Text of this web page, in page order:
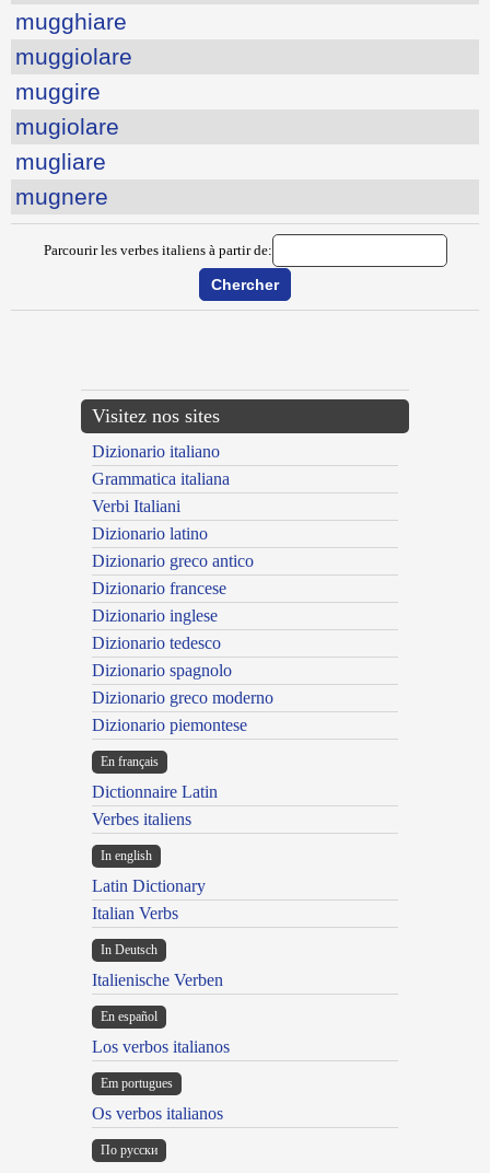
mugghiare
muggiolare
muggire
mugiolare
mugliare
mugnere
Parcourir les verbes italiens à partir de:
Visitez nos sites
Dizionario italiano
Grammatica italiana
Verbi Italiani
Dizionario latino
Dizionario greco antico
Dizionario francese
Dizionario inglese
Dizionario tedesco
Dizionario spagnolo
Dizionario greco moderno
Dizionario piemontese
En français
Dictionnaire Latin
Verbes italiens
In english
Latin Dictionary
Italian Verbs
In Deutsch
Italienische Verben
En español
Los verbos italianos
Em portugues
Os verbos italianos
По русски